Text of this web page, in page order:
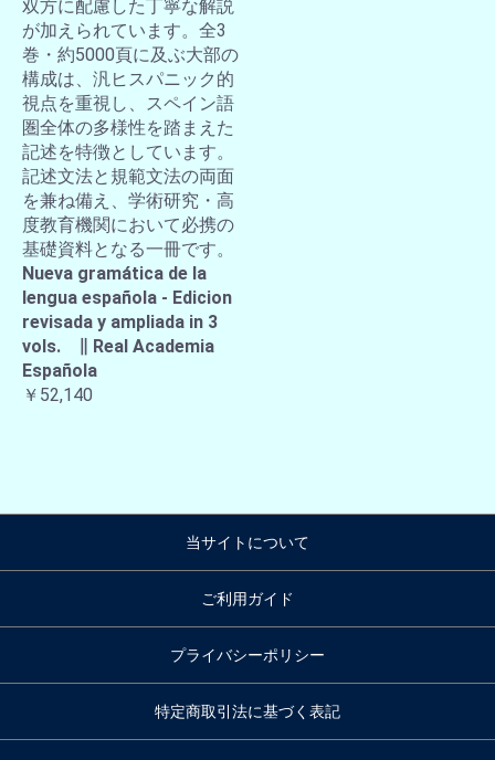
双方に配慮した丁寧な解説
が加えられています。全3
巻・約5000頁に及ぶ大部の
構成は、汎ヒスパニック的
視点を重視し、スペイン語
圏全体の多様性を踏まえた
記述を特徴としています。
記述文法と規範文法の両面
を兼ね備え、学術研究・高
度教育機関において必携の
基礎資料となる一冊です。
Nueva gramática de la
lengua española - Edicion
revisada y ampliada in 3
vols. ∥ Real Academia
Española
￥52,140
当サイトについて
ご利用ガイド
プライバシーポリシー
特定商取引法に基づく表記